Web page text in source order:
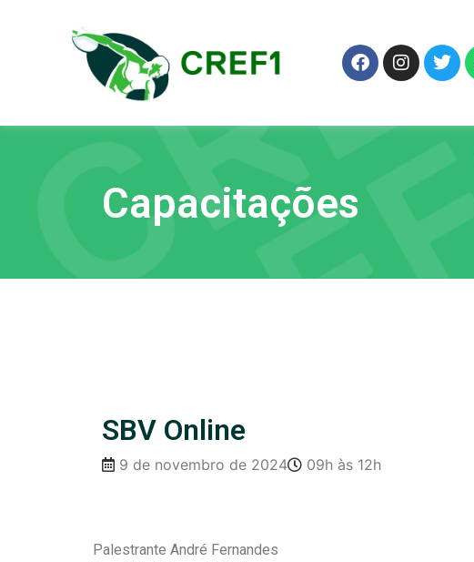
Capacitações
SBV Online
9 de novembro de 2024 09h às 12h
Palestrante André Fernandes